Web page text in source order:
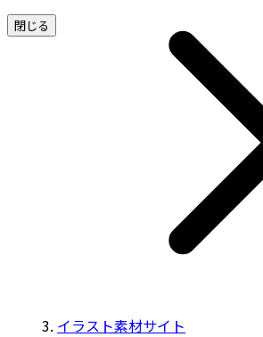
閉じる
イラスト素材サイト